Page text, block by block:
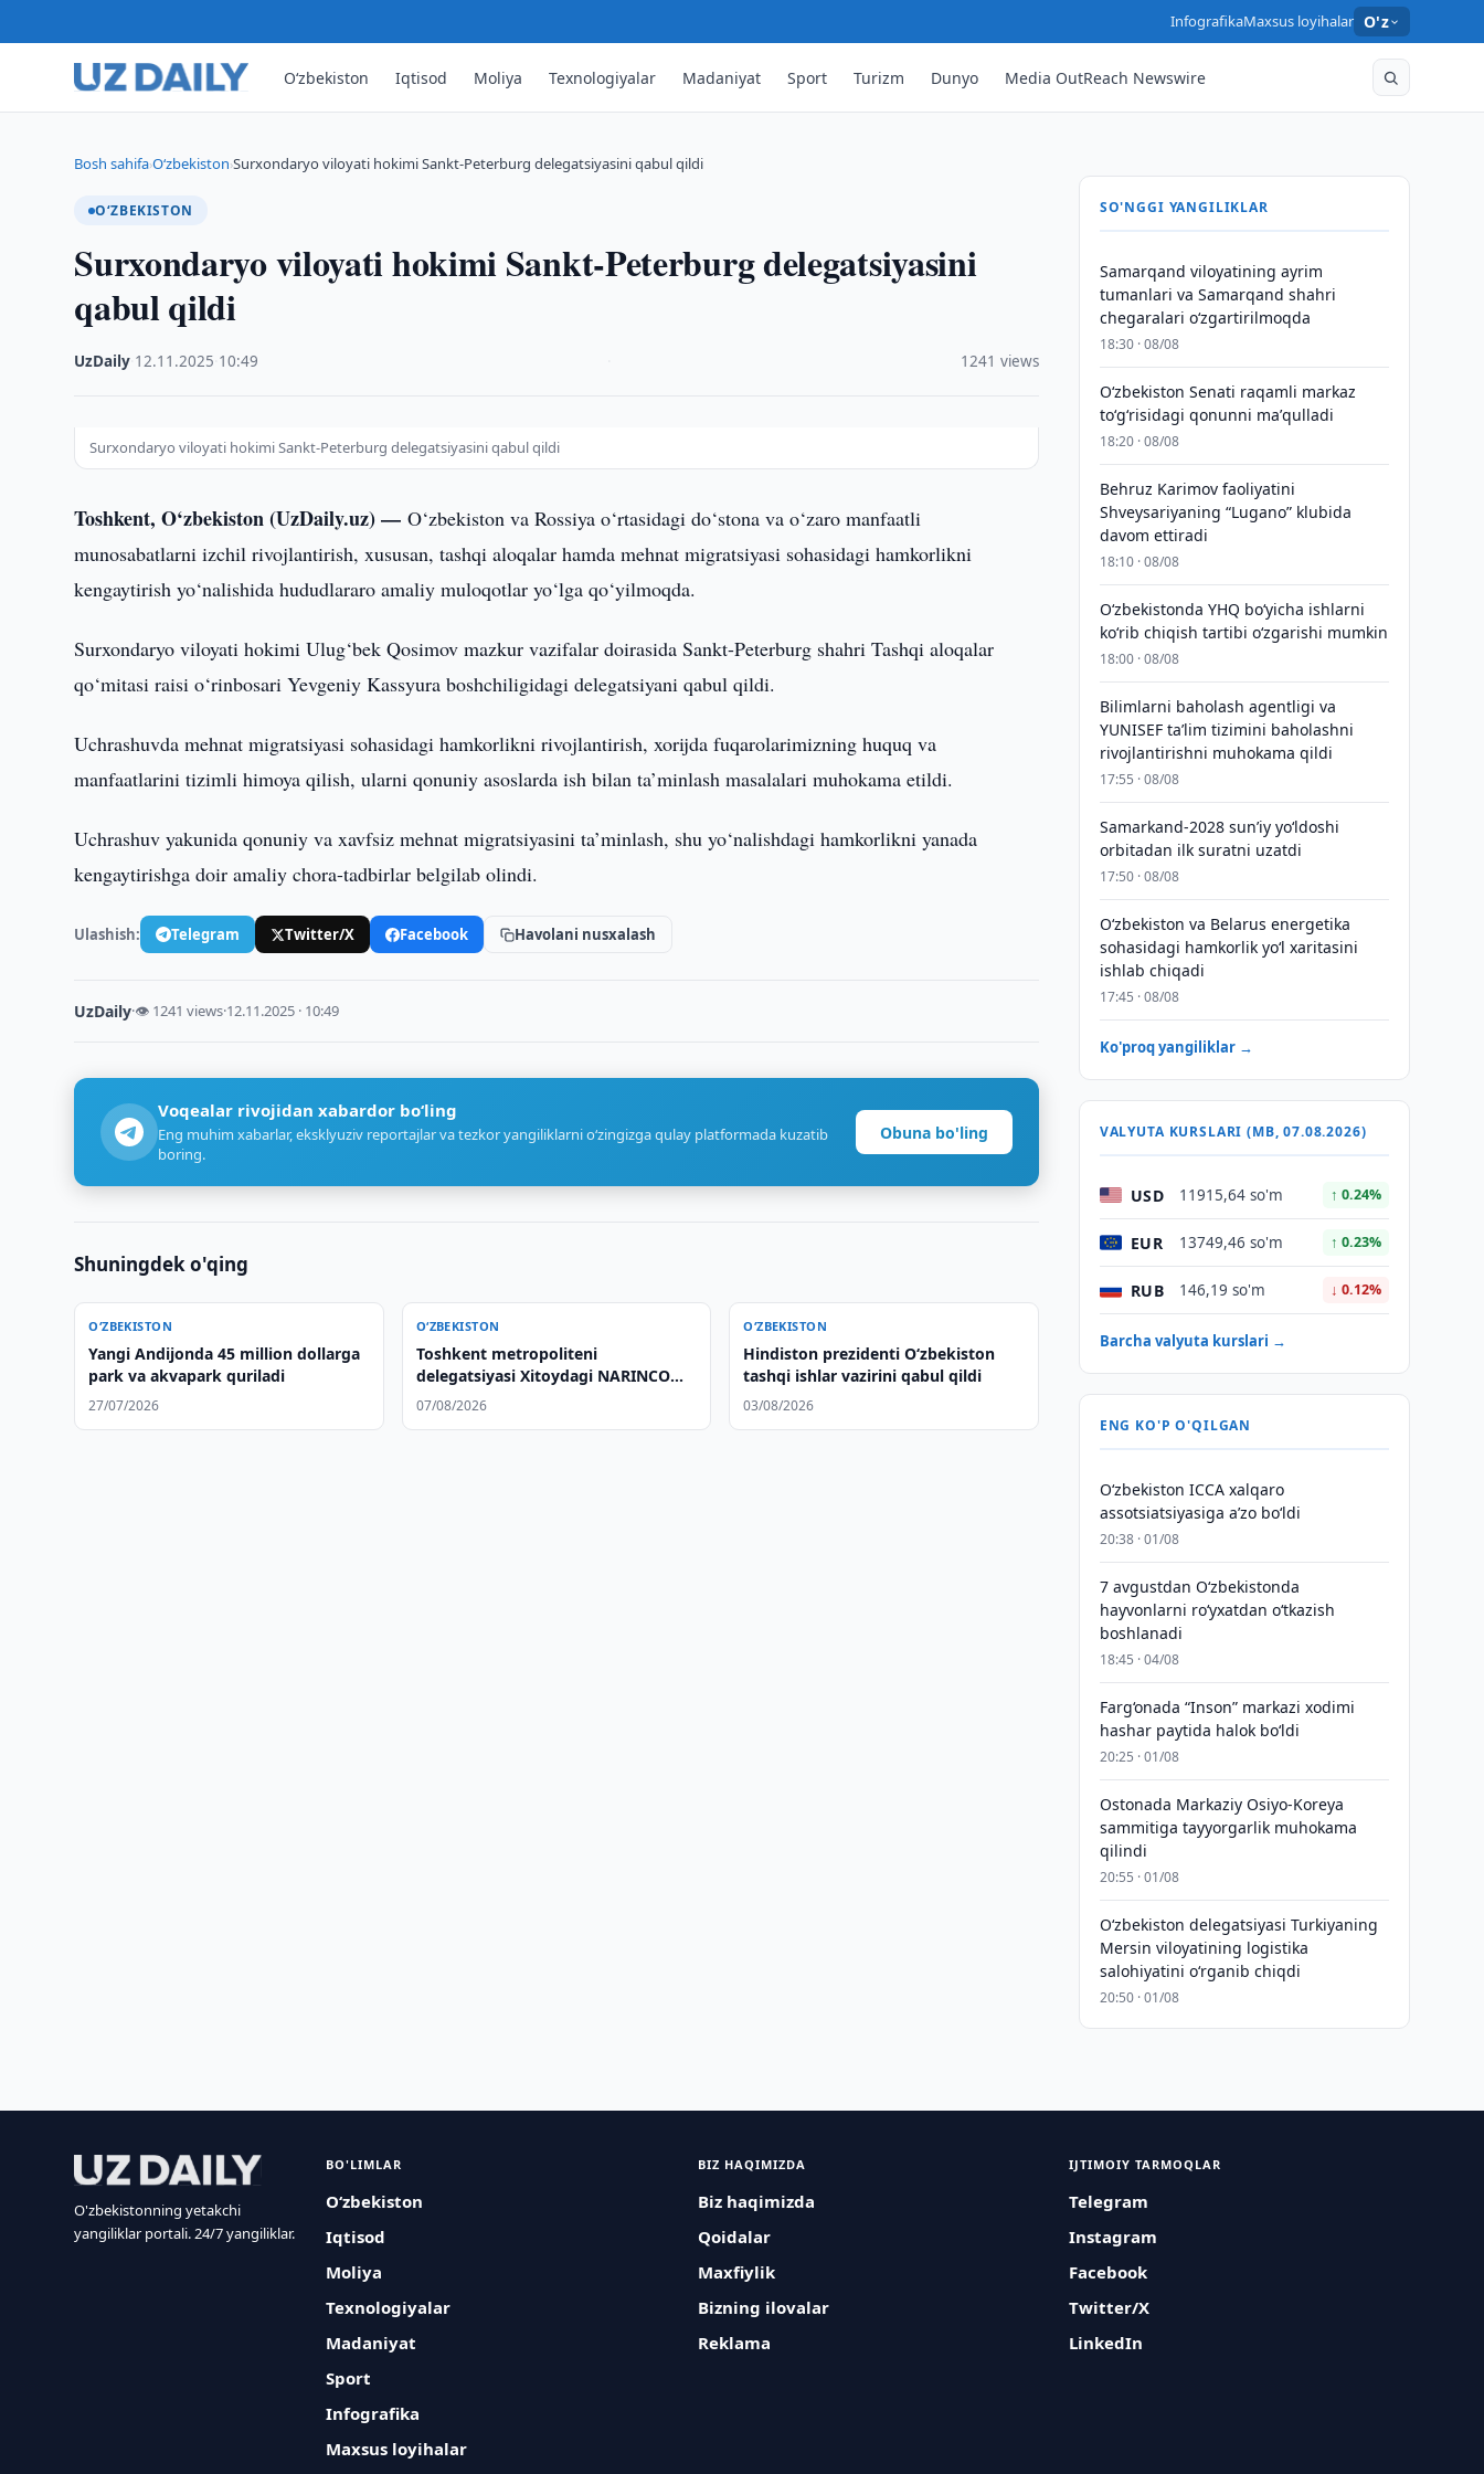
InfografikaMaxsus loyihalar O'z
O‘zbekiston Iqtisod Moliya Texnologiyalar Madaniyat Sport Turizm Dunyo Media OutReach Newswire
Bosh sahifa›O‘zbekiston›Surxondaryo viloyati hokimi Sankt-Peterburg delegatsiyasini qabul qildi
O‘ZBEKISTON
Surxondaryo viloyati hokimi Sankt-Peterburg delegatsiyasini
qabul qildi
UzDaily 12.11.2025 10:49 1241 views
Surxondaryo viloyati hokimi Sankt-Peterburg delegatsiyasini qabul qildi
Toshkent, O‘zbekiston (UzDaily.uz) —O‘zbekiston va Rossiya o‘rtasidagi do‘stona va o‘zaro manfaatli
munosabatlarni izchil rivojlantirish, xususan, tashqi aloqalar hamda mehnat migratsiyasi sohasidagi hamkorlikni
kengaytirish yo‘nalishida hududlararo amaliy muloqotlar yo‘lga qo‘yilmoqda.
Surxondaryo viloyati hokimi Ulug‘bek Qosimov mazkur vazifalar doirasida Sankt-Peterburg shahri Tashqi aloqalar
qo‘mitasi raisi o‘rinbosari Yevgeniy Kassyura boshchiligidagi delegatsiyani qabul qildi.
Uchrashuvda mehnat migratsiyasi sohasidagi hamkorlikni rivojlantirish, xorijda fuqarolarimizning huquq va
manfaatlarini tizimli himoya qilish, ularni qonuniy asoslarda ish bilan ta’minlash masalalari muhokama etildi.
Uchrashuv yakunida qonuniy va xavfsiz mehnat migratsiyasini ta’minlash, shu yo‘nalishdagi hamkorlikni yanada
kengaytirishga doir amaliy chora-tadbirlar belgilab olindi.
Ulashish: Telegram Twitter/X Facebook Havolani nusxalash
UzDaily·👁 1241 views·12.11.2025 · 10:49
Voqealar rivojidan xabardor bo‘ling
Eng muhim xabarlar, eksklyuziv reportajlar va tezkor yangiliklarni o‘zingizga qulay platformada kuzatib
boring.
Obuna bo'ling
Shuningdek o'qing
O‘ZBEKISTON
Yangi Andijonda 45 million dollarga
park va akvapark quriladi
27/07/2026
O‘ZBEKISTON
Toshkent metropoliteni
delegatsiyasi Xitoydagi NARINCO
zavodiga tashrif buyurdi
07/08/2026
O‘ZBEKISTON
Hindiston prezidenti O‘zbekiston
tashqi ishlar vazirini qabul qildi
03/08/2026
SO'NGGI YANGILIKLAR
Samarqand viloyatining ayrim
tumanlari va Samarqand shahri
chegaralari oʻzgartirilmoqda
18:30 · 08/08
Oʻzbekiston Senati raqamli markaz
toʻgʻrisidagi qonunni maʼqulladi
18:20 · 08/08
Behruz Karimov faoliyatini
Shveysariyaning “Lugano” klubida
davom ettiradi
18:10 · 08/08
O‘zbekistonda YHQ bo‘yicha ishlarni
ko‘rib chiqish tartibi o‘zgarishi mumkin
18:00 · 08/08
Bilimlarni baholash agentligi va
YUNISEF taʼlim tizimini baholashni
rivojlantirishni muhokama qildi
17:55 · 08/08
Samarkand-2028 sunʼiy yo‘ldoshi
orbitadan ilk suratni uzatdi
17:50 · 08/08
Oʻzbekiston va Belarus energetika
sohasidagi hamkorlik yoʻl xaritasini
ishlab chiqadi
17:45 · 08/08
Ko'proq yangiliklar →
VALYUTA KURSLARI (MB, 07.08.2026)
USD 11915,64 so'm ↑ 0.24%
EUR 13749,46 so'm ↑ 0.23%
RUB 146,19 so'm ↓ 0.12%
Barcha valyuta kurslari →
ENG KO'P O'QILGAN
O‘zbekiston ICCA xalqaro
assotsiatsiyasiga aʼzo bo‘ldi
20:38 · 01/08
7 avgustdan O‘zbekistonda
hayvonlarni ro‘yxatdan o‘tkazish
boshlanadi
18:45 · 04/08
Farg‘onada “Inson” markazi xodimi
hashar paytida halok bo‘ldi
20:25 · 01/08
Ostonada Markaziy Osiyo-Koreya
sammitiga tayyorgarlik muhokama
qilindi
20:55 · 01/08
Oʻzbekiston delegatsiyasi Turkiyaning
Mersin viloyatining logistika
salohiyatini oʻrganib chiqdi
20:50 · 01/08
O'zbekistonning yetakchi
yangiliklar portali. 24/7 yangiliklar.
BO'LIMLAR
O‘zbekiston
Iqtisod
Moliya
Texnologiyalar
Madaniyat
Sport
Infografika
Maxsus loyihalar
BIZ HAQIMIZDA
Biz haqimizda
Qoidalar
Maxfiylik
Bizning ilovalar
Reklama
IJTIMOIY TARMOQLAR
Telegram
Instagram
Facebook
Twitter/X
LinkedIn